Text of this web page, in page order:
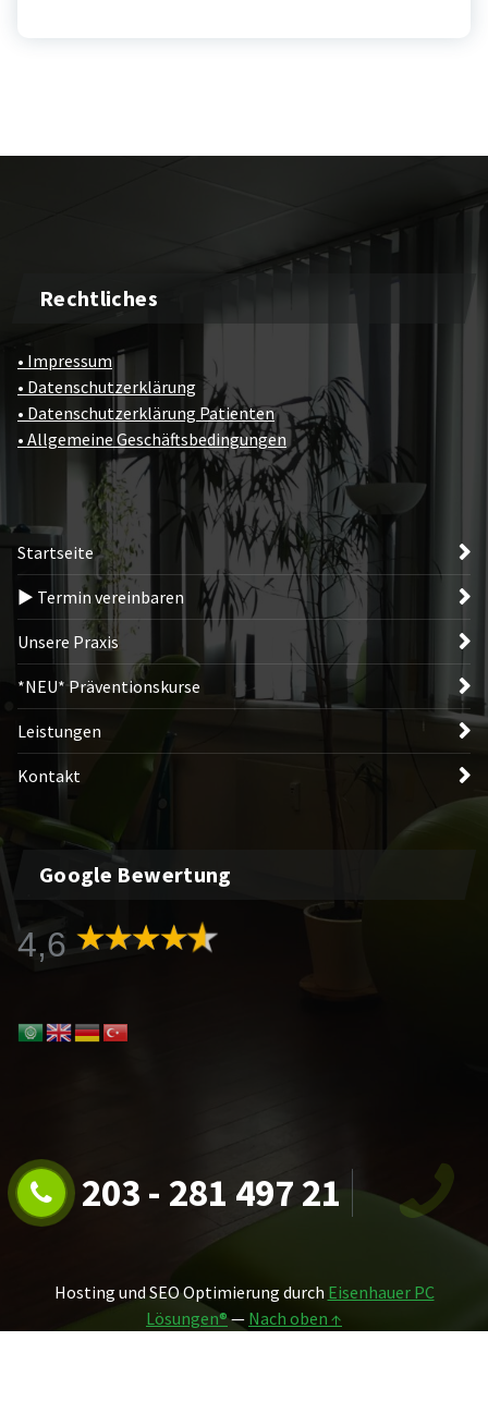
Rechtliches
• Impressum
• Datenschutzerklärung
• Datenschutzerklärung Patienten
• Allgemeine Geschäftsbedingungen
Startseite
► Termin vereinbaren
Unsere Praxis
*NEU* Präventionskurse
Leistungen
Kontakt
Google Bewertung
4,6
203 - 281 497 21
Hosting und SEO Optimierung durch Eisenhauer PC
Lösungen®— Nach oben ↑